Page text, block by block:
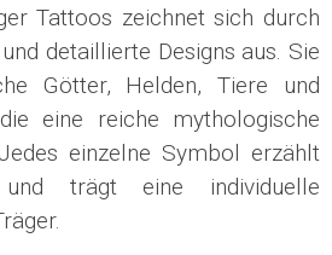
Tattoos zeichnet sich durch
detaillierte Designs aus. Sie
Götter, Helden, Tiere und
eine reiche mythologische
einzelne Symbol erzählt
trägt eine individuelle